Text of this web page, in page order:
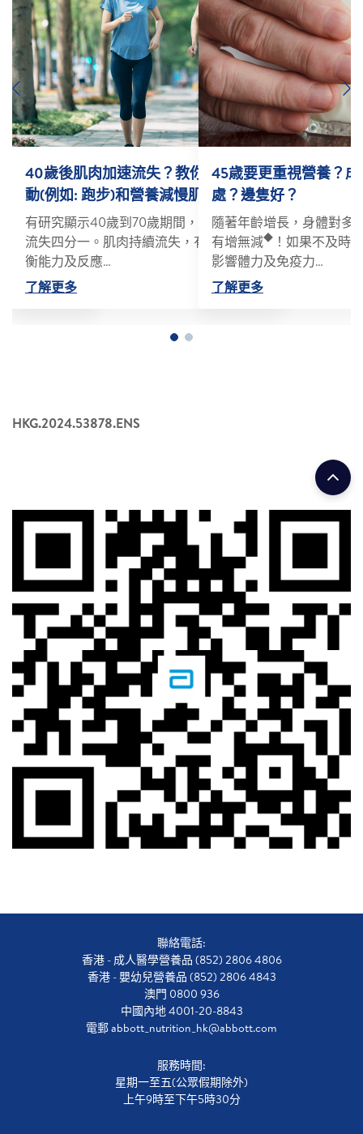
Previous
生活方式保
健康成為了我
跳動的心臟是
40歲後肌肉加速流失？教你如何透過運
動(例如: 跑步)和營養減慢肌肉流失
有研究顯示40歲到70歲期間，肌肉會急速
流失四分一。肌肉持續流失，有機會導致平
衡能力及反應…
了解更多
45歳要更重視營養？
處？邊隻好？
隨著年齡增長，身體對多
有增無減◆ ！如果不及時
影響體力及免疫力…
了解更多
HKG.2024.53878.ENS
聯絡電話:
香港 - 成人醫學營養品 (852) 2806 4806
香港 - 嬰幼兒營養品 (852) 2806 4843
澳門 0800 936
中國內地 4001-20-8843
電郵abbott_nutrition_hk@abbott.com
服務時間:
星期一至五(公眾假期除外)
上午9時至下午5時30分